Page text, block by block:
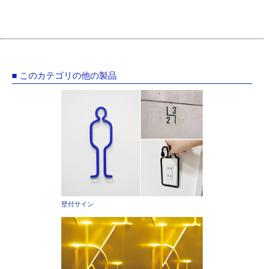
■ このカテゴリの他の製品
壁付サイン